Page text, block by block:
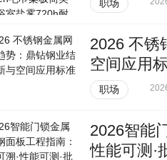
职场
2026 不锈
空间应用
职场
2026智能
性能可测·